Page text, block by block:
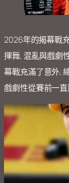
2026年的揭幕戰
揮舞, 混亂與戲劇
幕戰充滿了意外,
戲劇性從賽前一